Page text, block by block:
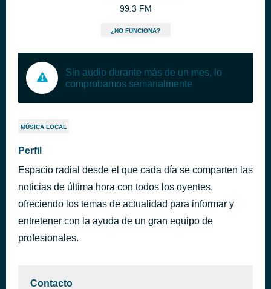
99.3 FM
¿NO FUNCIONA?
Sin audio durante más de un mes, lo
comprobamos semanalmente
MÚSICA LOCAL
Perfil
Espacio radial desde el que cada día se comparten las
noticias de última hora con todos los oyentes,
ofreciendo los temas de actualidad para informar y
entretener con la ayuda de un gran equipo de
profesionales.
Contacto